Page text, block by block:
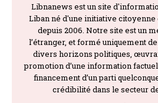
Libnanews est un site
Liban né d'une initiative
depuis 2006. Notre site est un
l’étranger, et formé uniquement
divers horizons politiques,
promotion d’une information
financement d’un parti
crédibilité dans le secteur